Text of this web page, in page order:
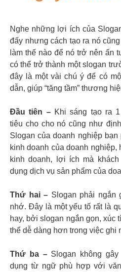
Nghe những lợi ích của
đấy nhưng cách tạo ra nó
làm thế nào để nó trở nên ấn
có thể trở thành một slogan
đây là một vài chú ý để có
dẫn, giúp “tăng tầm” thương
Đầu tiên – Khi sáng tạo ra
tiêu cho cho nó cũng như
Slogan của doanh nghiệp
kinh doanh của doanh
kinh doanh, lợi ích mà
dụng dịch vụ sản phẩm của
Thứ hai – Slogan phải ngắn
nhớ. Đây là một yếu tố rất là
hay, bởi slogan ngắn gọn, xúc
thể dễ dàng hơn trong việc ghi
Thứ ba –Slogan không
dụng từ ngữ phù hợp với